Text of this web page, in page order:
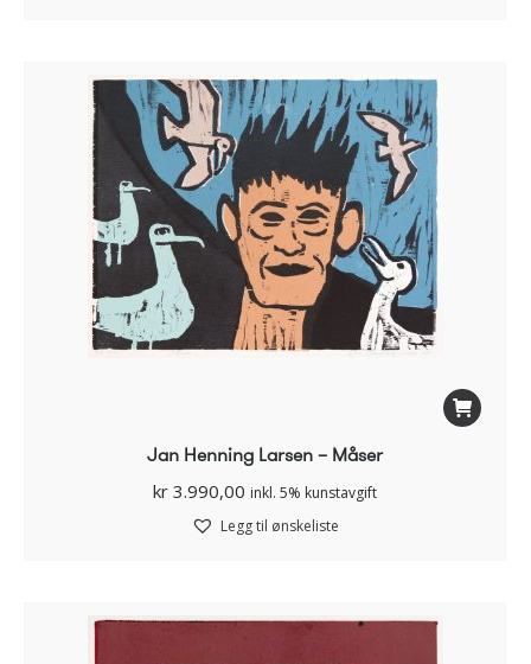
Jan Henning Larsen – Måser
kr 3.990,00 inkl. 5% kunstavgift
Legg til ønskeliste